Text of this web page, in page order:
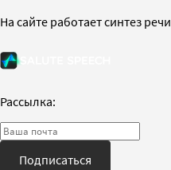
На сайте работает синтез речи
Рассылка:
Подписаться